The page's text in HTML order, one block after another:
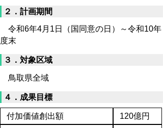
２．計画期間
令和6年4月1日（国同意の日）～令和10年
度末
３．対象区域
鳥取県全域
４．成果目標
付加価値創出額
120億円